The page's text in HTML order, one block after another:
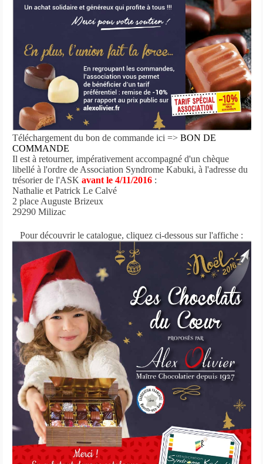
Téléchargement du bon de commande ici => BON DE
COMMANDE
Il est à retourner, impérativement accompagné d'un chèque
libellé à l'ordre de Association Syndrome Kabuki, à l'adresse du
trésorier de l'ASK avant le 4/11/2016:
Nathalie et Patrick Le Calvé
2 place Auguste Brizeux
29290 Milizac
Pour découvrir le catalogue, cliquez ci-dessous sur l'affiche :